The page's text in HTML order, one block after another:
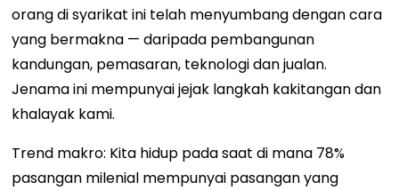
orang di syarikat ini telah menyumbang dengan cara
yang bermakna — daripada pembangunan
kandungan, pemasaran, teknologi dan jualan.
Jenama ini mempunyai jejak langkah kakitangan dan
khalayak kami.
Trend makro: Kita hidup pada saat di mana 78%
pasangan milenial mempunyai pasangan yang